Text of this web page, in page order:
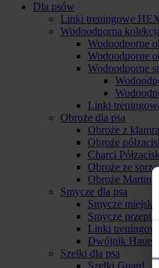
Dla psów
Linki treningowe
Wodoodporna
Wodoodporne
Wodoodporne
Wodoodporne
Linki
Obroże dla psa
Obroże z klamrą
Obroże
Charci Półzacisk
Obroże ze
Obroże
Smycze dla psa
Smycze miejskie
Smycze
Linki treningowe
Dwójnik
Szelki dla psa
Szelki Guard